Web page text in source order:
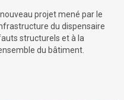
projet mené par le
du dispensaire
structurels et à la
du bâtiment.